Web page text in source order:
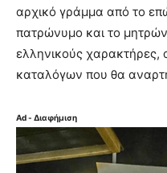
αρχικό γράμμα από το
πατρώνυμο και το
ελληνικούς
καταλόγων που θα
Ad - Διαφήμιση